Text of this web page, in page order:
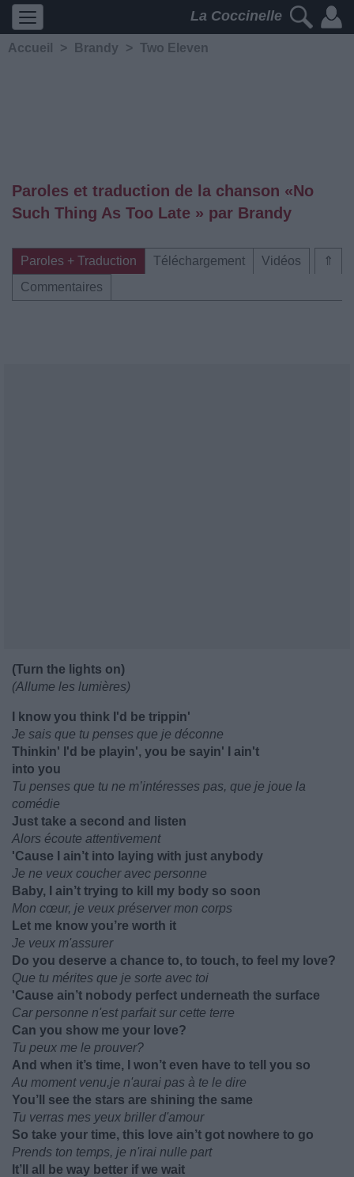
La Coccinelle
Accueil > Brandy > Two Eleven
Paroles et traduction de la chanson «No
Such Thing As Too Late » par Brandy
⇑
Paroles + Traduction Téléchargement
Vidéos
Commentaires
(Turn the lights on)
(Allume les lumières)
I know you think I'd be trippin'
Je sais que tu penses que je déconne
Thinkin' I'd be playin', you be sayin' I ain't
into you
Tu penses que tu ne m’intéresses pas, que je joue la
comédie
Just take a second and listen
Alors écoute attentivement
'Cause I ain’t into laying with just anybody
Je ne veux coucher avec personne
Baby, I ain’t trying to kill my body so soon
Mon cœur, je veux préserver mon corps
Let me know you’re worth it
Je veux m'assurer
Do you deserve a chance to, to touch, to feel my love?
Que tu mérites que je sorte avec toi
'Cause ain’t nobody perfect underneath the surface
Car personne n'est parfait sur cette terre
Can you show me your love?
Tu peux me le prouver?
And when it’s time, I won’t even have to tell you so
Au moment venu,je n'aurai pas à te le dire
You’ll see the stars are shining the same
Tu verras mes yeux briller d'amour
So take your time, this love ain’t got nowhere to go
Prends ton temps, je n'irai nulle part
It’ll all be way better if we wait